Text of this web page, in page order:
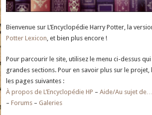
Bienvenue sur L’Encyclopédie Harry Potter, la
Potter Lexicon, et bien plus encore !
Pour parcourir le site, utilisez le menu ci-dessus
grandes sections. Pour en savoir plus sur le projet,
les pages suivantes :
À propos de L’Encyclopédie HP –Aide/Au sujet de…
–Forums –Galeries